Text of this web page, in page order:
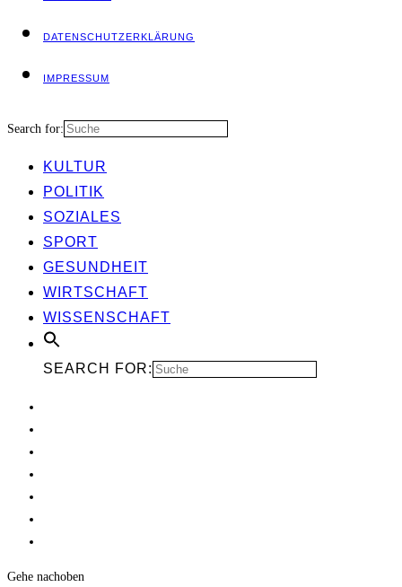
DATEN­SCHUTZ­ER­KLÄ­RUNG
IMPRES­SUM
Search for:
KUL­TUR
POLI­TIK
SOZIA­LES
SPORT
GESUND­HEIT
WIRT­SCHAFT
WIS­SEN­SCHAFT
SEARCH FOR:
Gehe nachoben